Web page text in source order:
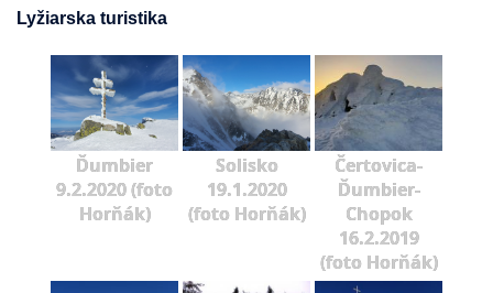
Lyžiarska turistika
Ďumbier
9.2.2020 (foto
Horňák)
Solisko
19.1.2020
(foto Horňák)
Čertovica-
Ďumbier-
Chopok
16.2.2019
(foto Horňák)